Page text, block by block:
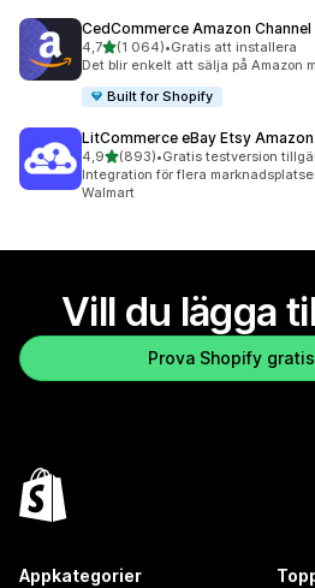
CedCommerce Amazon Channel
4,7av 5 stjärnor
(1 064)
1064 recensioner totalt
•Gratis att installera
Det blir enkelt att sälja på Amazon
Built for Shopify
LitCommerce eBay Etsy
4,9av 5 stjärnor
(893)
893 recensioner totalt
•Gratis testversion
Integration för flera
Walmart
Vill du lägga
Prova Shopify
Appkategorier